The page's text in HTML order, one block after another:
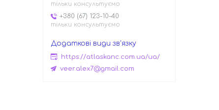
тільки консультуємо
+380 (67) 123-10-40
тільки консультуємо
https://atlaskanc.com.ua/ua/
veer.alex7@gmail.com